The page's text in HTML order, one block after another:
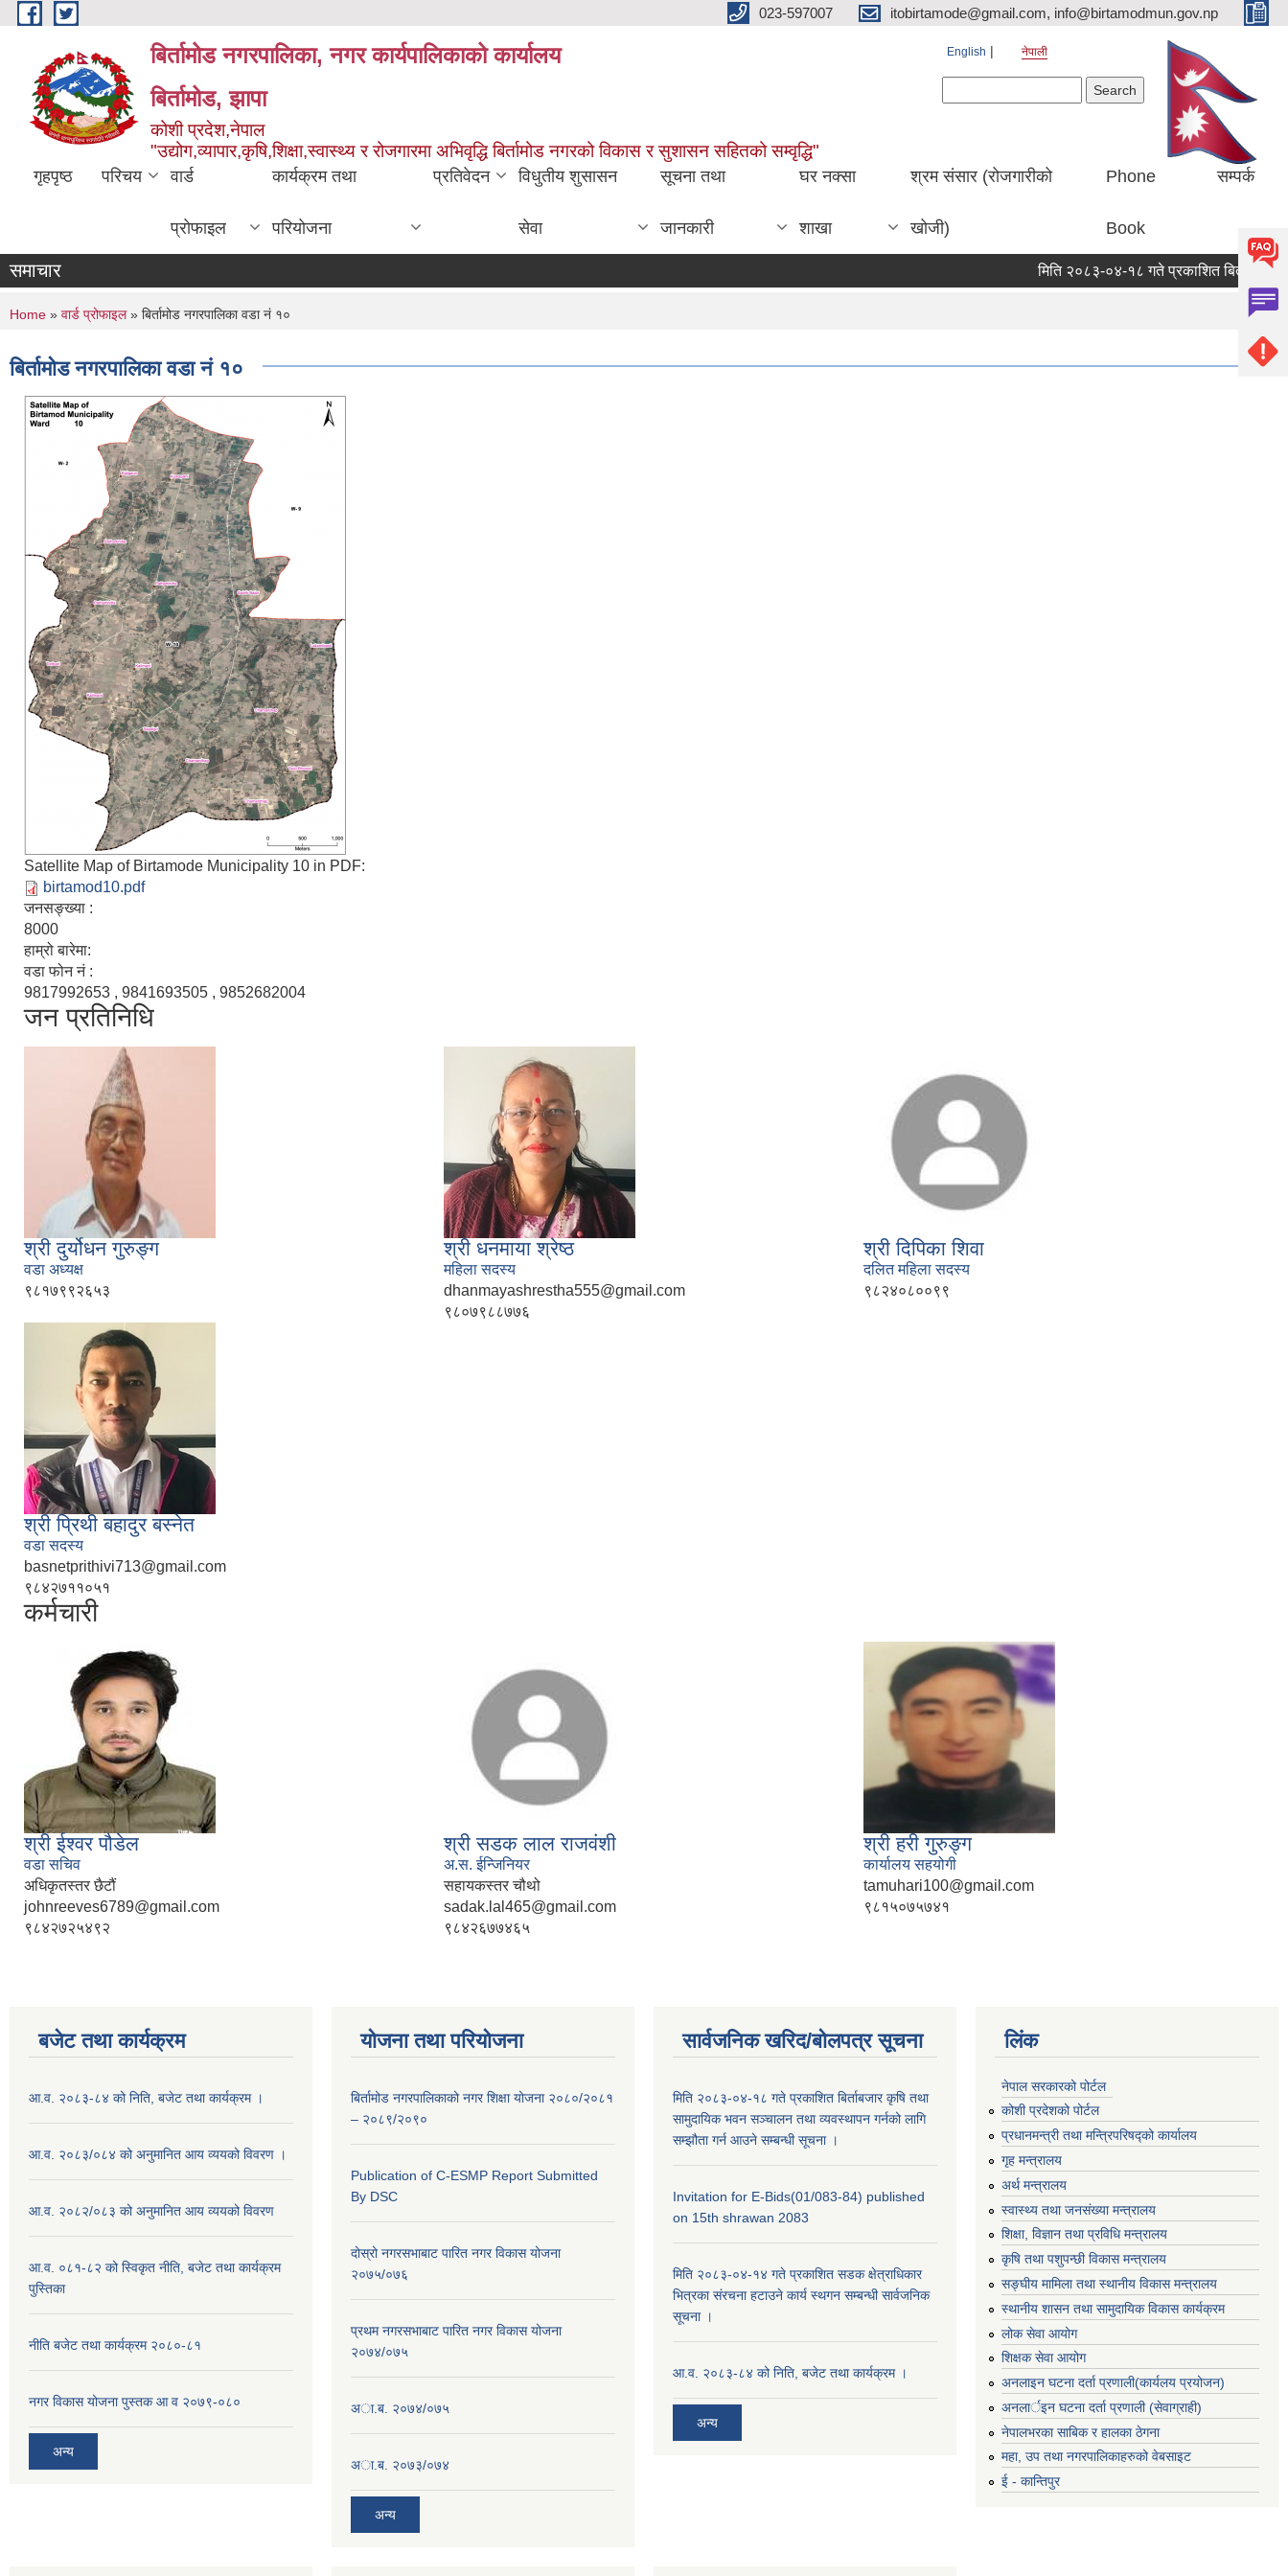
Skip to main content 023-597007 itobirtamode@gmail.com, info@birtamodmun.gov.np
बिर्तामोड नगरपालिका, नगर कार्यपालिकाको कार्यालय
बिर्तामोड, झापा
कोशी प्रदेश,नेपाल
"उद्योग,व्यापार,कृषि,शिक्षा,स्वास्थ्य र रोजगारमा अभिवृद्धि बिर्तामोड नगरको विकास र सुशासन सहितको सम्वृद्धि"
English नेपाली
गृहपृष्ठ परिचय वार्ड
प्रोफाइल
कार्यक्रम तथा
परियोजना
प्रतिवेदन विधुतीय शुसासन
सेवा
सूचना तथा
जानकारी
घर नक्सा
शाखा
श्रम संसार (रोजगारीको
खोजी)
Phone
Book
सम्पर्क
समाचार मिति २०८३-०४-१८ गते प्रकाशित बिर्ताबजार कृषि
You are here
Home » वार्ड प्रोफाइल» बिर्तामोड नगरपालिका वडा नं १०
बिर्तामोड नगरपालिका वडा नं १०
Satellite Map of Birtamode Municipality 10 in PDF:
birtamod10.pdf
जनसङ्ख्या :
8000
हाम्रो बारेमा:
वडा फोन नं :
9817992653 , 9841693505 , 9852682004
जन प्रतिनिधि
श्री दुर्योधन गुरुङ्ग
वडा अध्यक्ष
९८१७९९२६५३
श्री धनमाया श्रेष्ठ
महिला सदस्य
dhanmayashrestha555@gmail.com
९८०७९८८७७६
श्री दिपिका शिवा
दलित महिला सदस्य
९८२४०८००९९
श्री प्रिथी बहादुर बस्नेत
वडा सदस्य
basnetprithivi713@gmail.com
९८४२७११०५१
कर्मचारी
श्री ईश्वर पौडेल
वडा सचिव
अधिकृतस्तर छैटौं
johnreeves6789@gmail.com
९८४२७२५४९२
श्री सडक लाल राजवंशी
अ.स. ईन्जिनियर
सहायकस्तर चौथो
sadak.lal465@gmail.com
९८४२६७७४६५
श्री हरी गुरुङ्ग
कार्यालय सहयोगी
tamuhari100@gmail.com
९८१५०७५७४१
बजेट तथा कार्यक्रम
आ.व. २०८३-८४ को निति, बजेट तथा कार्यक्रम ।
आ.व. २०८३/०८४ को अनुमानित आय व्ययको विवरण ।
आ.व. २०८२/०८३ को अनुमानित आय व्ययको विवरण
आ.व. ०८१-८२ को स्विकृत नीति, बजेट तथा कार्यक्रम
पुस्तिका
नीति बजेट तथा कार्यक्रम २०८०-८१
नगर विकास योजना पुस्तक आ व २०७९-०८०
अन्य
योजना तथा परियोजना
बिर्तामोड नगरपालिकाको नगर शिक्षा योजना २०८०/२०८१
– २०८९/२०९०
Publication of C-ESMP Report Submitted
By DSC
दोस्रो नगरसभाबाट पारित नगर विकास योजना
२०७५/०७६
प्रथम नगरसभाबाट पारित नगर विकास योजना
२०७४/०७५
अा.ब. २०७४/०७५
अा.ब. २०७३/०७४
अन्य
सार्वजनिक खरिद/बोलपत्र सूचना
मिति २०८३-०४-१८ गते प्रकाशित बिर्ताबजार कृषि तथा
सामुदायिक भवन सञ्चालन तथा व्यवस्थापन गर्नको लागि
सम्झौता गर्न आउने सम्बन्धी सूचना ।
Invitation for E-Bids(01/083-84) published
on 15th shrawan 2083
मिति २०८३-०४-१४ गते प्रकाशित सडक क्षेत्राधिकार
भित्रका संरचना हटाउने कार्य स्थगन सम्बन्धी सार्वजनिक
सूचना ।
आ.व. २०८३-८४ को निति, बजेट तथा कार्यक्रम ।
अन्य
लिंक
नेपाल सरकारको पोर्टल
कोशी प्रदेशको पोर्टल
प्रधानमन्‍त्री तथा मन्‍त्रिपरिषद्को कार्यालय
गृह मन्‍त्रालय
अर्थ मन्त्रालय
स्वास्थ्य तथा जनसंख्या मन्त्रालय
शिक्षा, विज्ञान तथा प्रविधि मन्त्रालय
कृषि तथा पशुपन्छी विकास मन्त्रालय
सङ्घीय मामिला तथा स्थानीय विकास मन्त्रालय
स्थानीय शासन तथा सामुदायिक विकास कार्यक्रम
लोक सेवा आयोग
शिक्षक सेवा आयोग
अनलाइन घटना दर्ता प्रणाली(कार्यलय प्रयोजन)
अनलार्इन घटना दर्ता प्रणाली (सेवाग्राही)
नेपालभरका साबिक र हालका ठेगना
महा, उप तथा नगरपालिकाहरुको वेबसाइट
ई - कान्तिपुर